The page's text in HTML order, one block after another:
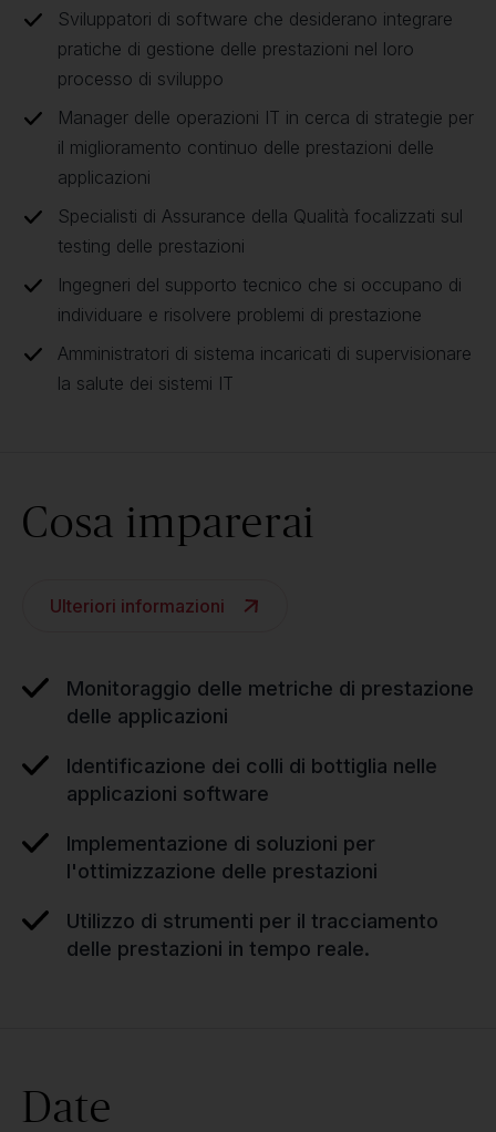
Sviluppatori di software che desiderano integrare
pratiche di gestione delle prestazioni nel loro
processo di sviluppo
Manager delle operazioni IT in cerca di strategie per
il miglioramento continuo delle prestazioni delle
applicazioni
Specialisti di Assurance della Qualità focalizzati sul
testing delle prestazioni
Ingegneri del supporto tecnico che si occupano di
individuare e risolvere problemi di prestazione
Amministratori di sistema incaricati di supervisionare
la salute dei sistemi IT
Cosa imparerai
Ulteriori informazioni
Monitoraggio delle metriche di prestazione
delle applicazioni
Identificazione dei colli di bottiglia nelle
applicazioni software
Implementazione di soluzioni per
l'ottimizzazione delle prestazioni
Utilizzo di strumenti per il tracciamento
delle prestazioni in tempo reale.
Date